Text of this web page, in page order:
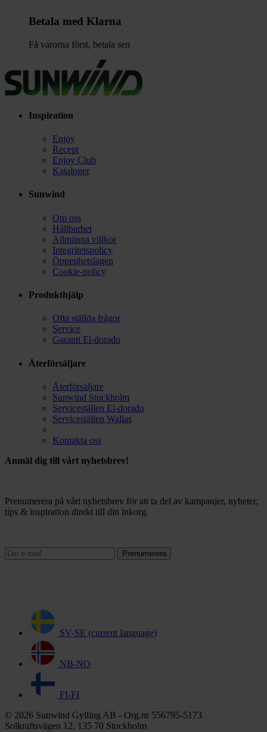
Betala med Klarna
Få varorna först, betala sen
Inspiration
Enjoy
Recept
Enjoy Club
Kataloger
Sunwind
Om oss
Hållbarhet
Allmänna villkor
Integritetspolicy
Öppenhetslagen
Cookie-policy
Produkthjälp
Ofta ställda frågor
Service
Garanti El-dorado
Återförsäljare
Återförsäljare
Sunwind Stockholm
Serviceställen El-dorado
Serviceställen Wallas
Kontakta oss
Anmäl dig till vårt nyhetsbrev!
Prenumerera på vårt nyhetsbrev för att ta del av kampanjer, nyheter,
tips & inspiration direkt till din inkorg.
Prenumerera
SV-SE (current language)
NB-NO
FI-FI
© 2026 Sunwind Gylling AB - Org.nr 556795-5173
Solkraftsvägen 12, 135 70 Stockholm